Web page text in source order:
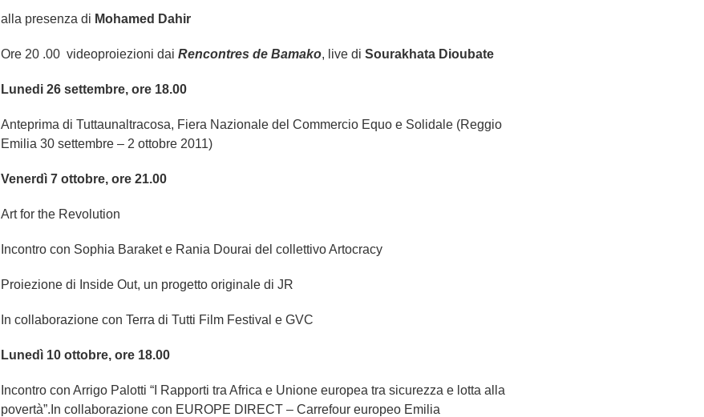
alla presenza di Mohamed Dahir
Ore 20 .00 videoproiezioni dai Rencontres de Bamako, live di Sourakhata Dioubate
Lunedi 26 settembre, ore 18.00
Anteprima di Tuttaunaltracosa, Fiera Nazionale del Commercio Equo e Solidale (Reggio
Emilia 30 settembre – 2 ottobre 2011)
Venerdì 7 ottobre, ore 21.00
Art for the Revolution
Incontro con Sophia Baraket e Rania Dourai del collettivo Artocracy
Proiezione di Inside Out, un progetto originale di JR
In collaborazione con Terra di Tutti Film Festival e GVC
Lunedì 10 ottobre, ore 18.00
Incontro con Arrigo Palotti “I Rapporti tra Africa e Unione europea tra sicurezza e lotta alla
povertà”.In collaborazione con EUROPE DIRECT – Carrefour europeo Emilia